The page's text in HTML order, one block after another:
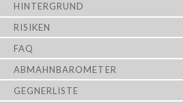
HINTERGRUND
RISIKEN
FAQ
ABMAHNBAROMETER
GEGNERLISTE